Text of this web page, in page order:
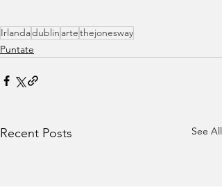
Irlandadublin artethejonesway
Puntate
Recent Posts See All